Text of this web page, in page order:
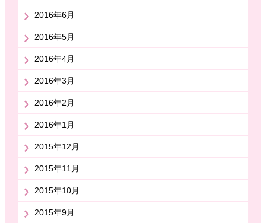
2016年6月
2016年5月
2016年4月
2016年3月
2016年2月
2016年1月
2015年12月
2015年11月
2015年10月
2015年9月